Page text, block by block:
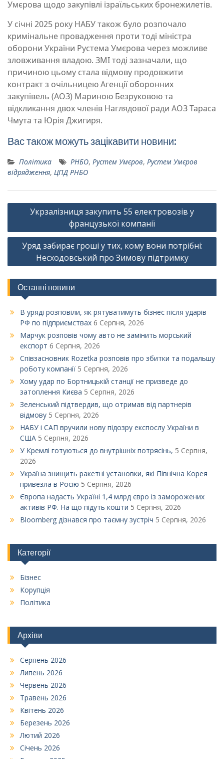
Умєрова щодо закупівлі ізраїльських бронежилетів.
У січні 2025 року НАБУ також було розпочало
кримінальне провадження проти тоді міністра
оборони України Рустема Умєрова через можливе
зловживання владою. ЗМІ тоді зазначали, що
причиною цьому стала відмову продовжити
контракт з очільницею Агенції оборонних
закупівель (АОЗ) Мариною Безруковою та
відкликання двох членів Наглядової ради АОЗ Тараса
Чмута та Юрія Джигиря.
Вас також можуть зацікавити новини:
Політика РНБО, Рустем Умєров, Рустем Умєров
відрядження, ЦПД РНБО
Навігація
записів
Укрзалізниця закупить 55 електровозів у
французької компанії
Уряд забирає гроші у тих, кому вони потрібні:
Несходовський про Зимову підтримку
Останні новини
В уряді розповіли, як рятуватимуть бізнес після ударів
РФ по підприємствах 6 Серпня, 2026
Марчук розповів чому авто не замінить морський
експорт 6 Серпня, 2026
Співзасновник Rozetka розповів про збитки та подальшу
роботу компанії 5 Серпня, 2026
Xому удар по Бортницькій станції не призведе до
затоплення Києва 5 Серпня, 2026
Зеленський підтвердив, що отримав від партнерів
відмову 5 Серпня, 2026
НАБУ і САП вручили нову підозру експослу України в
США 5 Серпня, 2026
У Кремлі готуються до внутрішніх потрясінь, 5 Серпня,
2026
Україна знищить ракетні установки, які Північна Корея
привезла в Росію 5 Серпня, 2026
Європа надасть Україні 1,4 млрд євро із заморожених
активів РФ. На що підуть кошти 5 Серпня, 2026
Bloomberg дізнався про таємну зустріч 5 Серпня, 2026
Категорії
Бізнес
Корупція
Політика
Архіви
Серпень 2026
Липень 2026
Червень 2026
Травень 2026
Квітень 2026
Березень 2026
Лютий 2026
Січень 2026